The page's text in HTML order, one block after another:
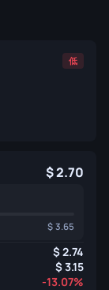
低
2.70
3.65
2.74
3.15
-13.07%